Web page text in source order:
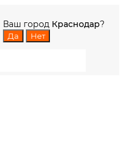
Ваш город Краснодар?